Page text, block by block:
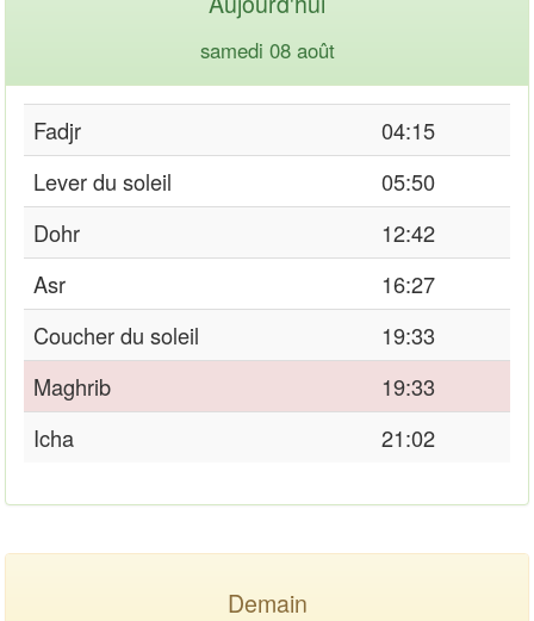
samedi 08 août
Fadjr
04:15
Lever du soleil
05:50
Dohr
12:42
Asr
16:27
Coucher du soleil
19:33
Maghrib
19:33
Icha
21:02
Demain